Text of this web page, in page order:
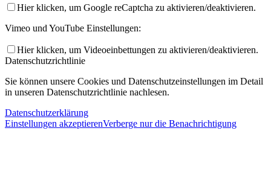
Hier klicken, um Google reCaptcha zu aktivieren/deaktivieren.
Vimeo und YouTube Einstellungen:
Hier klicken, um Videoeinbettungen zu aktivieren/deaktivieren.
Datenschutzrichtlinie
Sie können unsere Cookies und Datenschutzeinstellungen im Detail
in unseren Datenschutzrichtlinie nachlesen.
Datenschutzerklärung
Einstellungen akzeptierenVerberge nur die Benachrichtigung